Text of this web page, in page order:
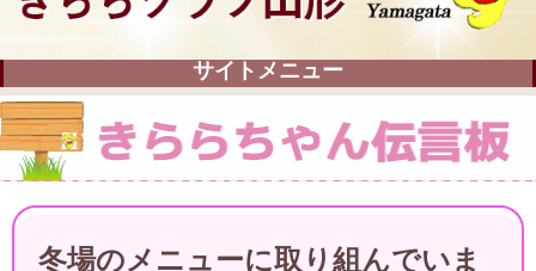
冬場のメニューに取り組んでいま